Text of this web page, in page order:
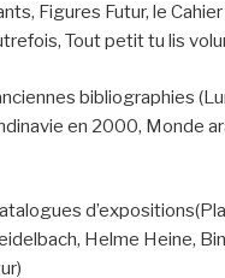
Figures Futur, le
Tout petit tu lis
bibliographies
en 2000, Monde
Helme Heine,